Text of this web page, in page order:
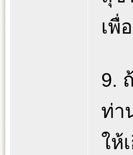
เพื่
9.
ท่า
ให้